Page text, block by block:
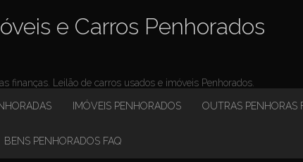
e Carros Penhorados
finanças. Leilão de carros usados e imóveis Penhorados.
IMÓVEIS PENHORADOS OUTRAS PENHORAS
BENS PENHORADOS FAQ